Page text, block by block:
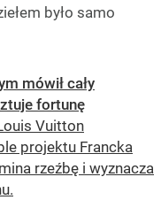
było samo
mówił cały
fortunę
Vuitton
projektu Francka
rzeźbę i wyznacza